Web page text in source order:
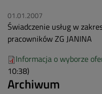
01.01.2007
Świadczenie usług w
pracowników ZG JANINA
Informacja o wyborze
10:38)
Archiwum